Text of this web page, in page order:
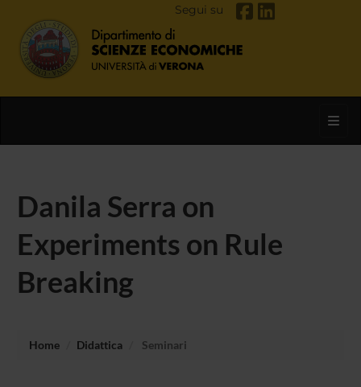
Segui su
Danila Serra on
Experiments on Rule
Breaking
Home Didattica Seminari